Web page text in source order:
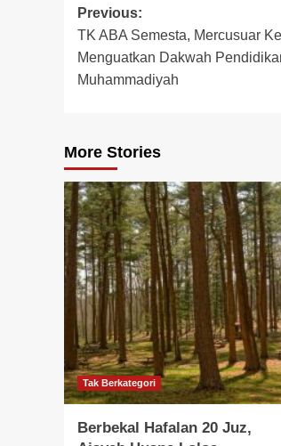
Post
navigation
Previous:
TK ABA Semesta, Mercusuar
Menguatkan Dakwah
Muhammadiyah
More Stories
Tak Berkategori
Berbekal Hafalan 20 Juz,